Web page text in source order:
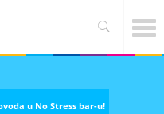
u No Stress bar-u!